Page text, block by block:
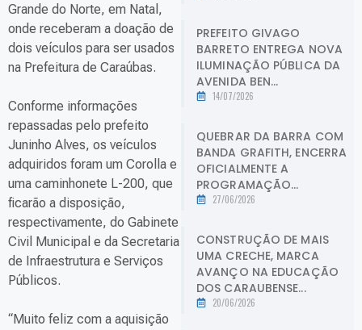
Grande do Norte, em Natal,
onde receberam a doação de
dois veículos para ser usados
na Prefeitura de Caraúbas.
Conforme informações
repassadas pelo prefeito
Juninho Alves, os veículos
adquiridos foram um Corolla e
uma caminhonete L-200, que
ficarão a disposição,
respectivamente, do Gabinete
Civil Municipal e da Secretaria
de Infraestrutura e Serviços
Públicos.
“Muito feliz com a aquisição
PREFEITO GIVAGO
BARRETO ENTREGA NOVA
ILUMINAÇÃO PÚBLICA DA
AVENIDA BEN...
14/07/2026
QUEBRAR DA BARRA COM
BANDA GRAFITH, ENCERRA
OFICIALMENTE A
PROGRAMAÇÃO...
27/06/2026
CONSTRUÇÃO DE MAIS
UMA CRECHE, MARCA
AVANÇO NA EDUCAÇÃO
DOS CARAUBENSE...
20/06/2026